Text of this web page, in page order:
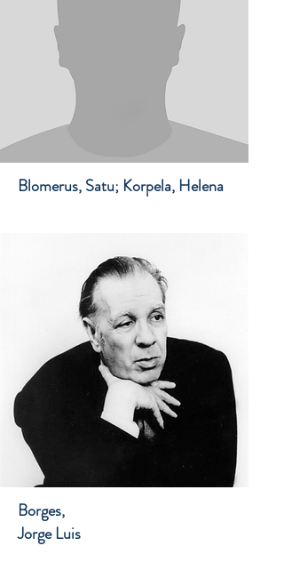
Blomerus, Satu; Korpela, Helena
Borges,
Jorge Luis